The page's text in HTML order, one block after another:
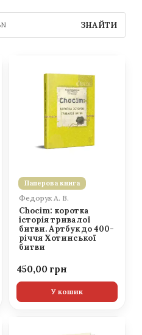
ЗНАЙТИ
Паперова книга
Федорук А. В.
Chocim: коротка
історія тривалої
битви. Артбук до 400-
річчя Хотинської
битви
450,00
У кошик